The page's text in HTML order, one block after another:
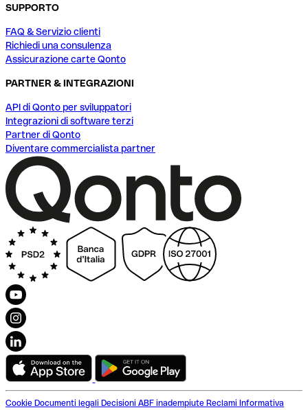
SUPPORTO
FAQ & Servizio clienti
Richiedi una consulenza
Assicurazione carte Qonto
PARTNER & INTEGRAZIONI
API di Qonto per sviluppatori
Integrazioni di software terzi
Partner di Qonto
Diventare commercialista partner
Cookie Documenti legali Decisioni ABF inadempiute Reclami Informativa